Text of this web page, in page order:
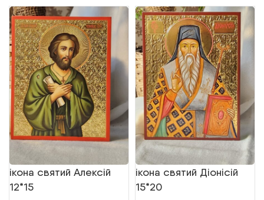
ікона святий Алексій
12*15
ікона святий Діонісій
15*20